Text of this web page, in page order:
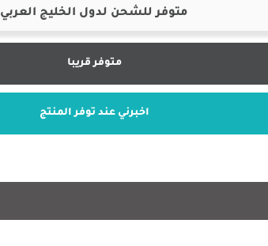
متوفر للشحن لدول الخليج العربي
متوفر قريبا
اخبرني عند توفر المنتج